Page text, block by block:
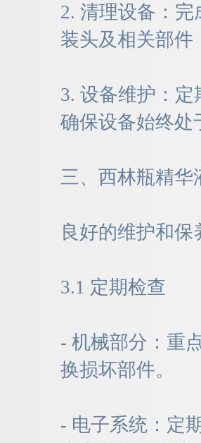
2. 清理设备：
装头及相关部件
3. 设备维护：
确保设备始终处
三、西林瓶精华
良好的维护和
3.1 定期检查
- 机械部分：重
换损坏部件。
- 电子系统：定